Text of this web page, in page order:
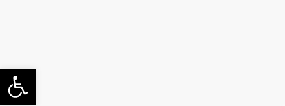
Eszköztár megnyitása